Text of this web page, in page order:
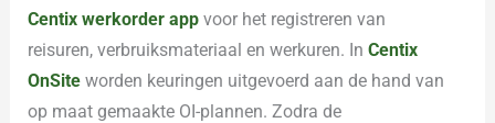
Centix werkorder app voor het registreren van
reisuren, verbruiksmateriaal en werkuren. InCentix
OnSite worden keuringen uitgevoerd aan de hand van
op maat gemaakte OI-plannen. Zodra de